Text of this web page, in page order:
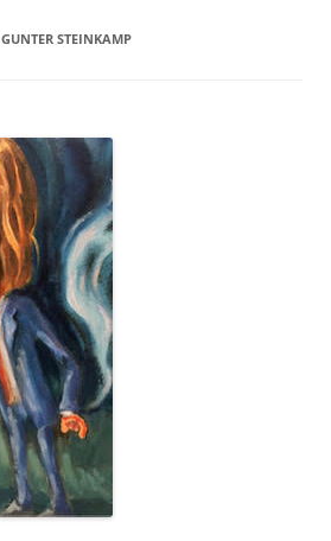
GUNTER STEINKAMP